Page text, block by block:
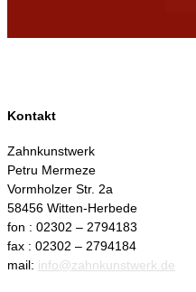
Kontakt
Zahnkunstwerk
Petru Mermeze
Vormholzer Str. 2a
58456 Witten-Herbede
fon : 02302 – 2794183
fax : 02302 – 2794184
mail: info@zahnkunstwerk.de